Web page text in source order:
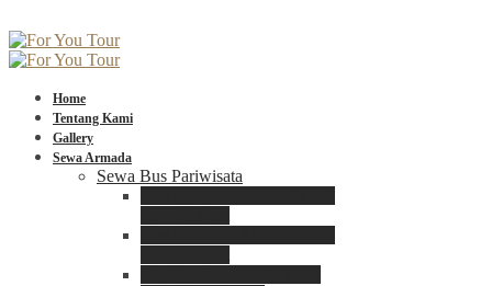
Home
Tentang Kami
Gallery
Sewa Armada
Sewa Bus Pariwisata